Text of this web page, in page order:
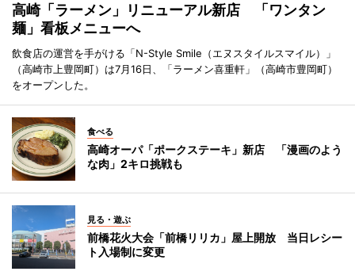
高崎「ラーメン」リニューアル新店 「ワンタン
麺」看板メニューへ
飲食店の運営を手がける「N-Style Smile（エヌスタイルスマイル）」
（高崎市上豊岡町）は7月16日、「ラーメン喜重軒」（高崎市豊岡町）
をオープンした。
食べる
高崎オーパ「ポークステーキ」新店 「漫画のよう
な肉」2キロ挑戦も
見る・遊ぶ
前橋花火大会「前橋リリカ」屋上開放 当日レシー
ト入場制に変更